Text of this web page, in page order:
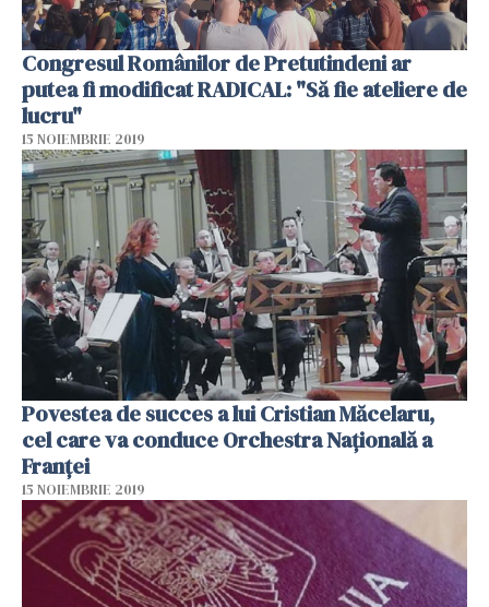
Congresul Românilor de Pretutindeni ar
putea fi modificat RADICAL: "Să fie ateliere de
lucru"
15 NOIEMBRIE 2019
Povestea de succes a lui Cristian Măcelaru,
cel care va conduce Orchestra Națională a
Franței
15 NOIEMBRIE 2019